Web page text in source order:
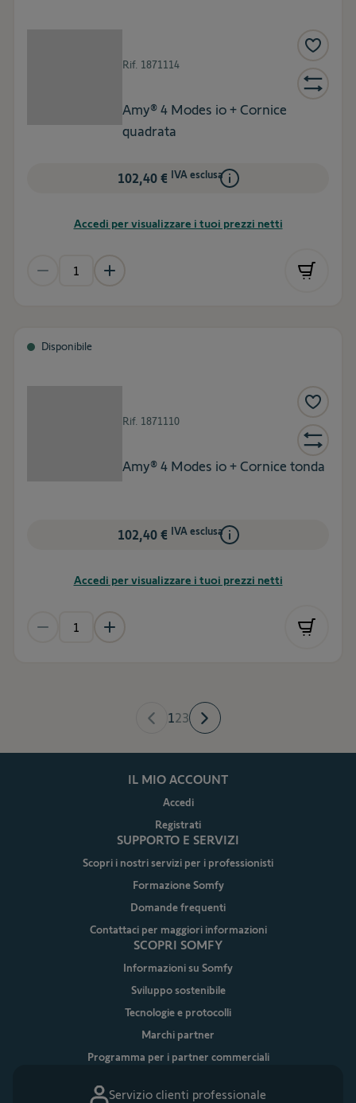
Rif. 1871114
Amy® 4 Modes io + Cornice
quadrata
102,40 € IVA esclusa
Accedi per visualizzare i tuoi prezzi netti
Disponibile
Rif. 1871110
Amy® 4 Modes io + Cornice tonda
102,40 € IVA esclusa
Accedi per visualizzare i tuoi prezzi netti
123
Servizio clienti professionale
IL MIO ACCOUNT
Accedi
Registrati
SUPPORTO E SERVIZI
Scopri i nostri servizi per i professionisti
Formazione Somfy
Domande frequenti
Contattaci per maggiori informazioni
SCOPRI SOMFY
Informazioni su Somfy
Sviluppo sostenibile
Tecnologie e protocolli
Marchi partner
Programma per i partner commerciali